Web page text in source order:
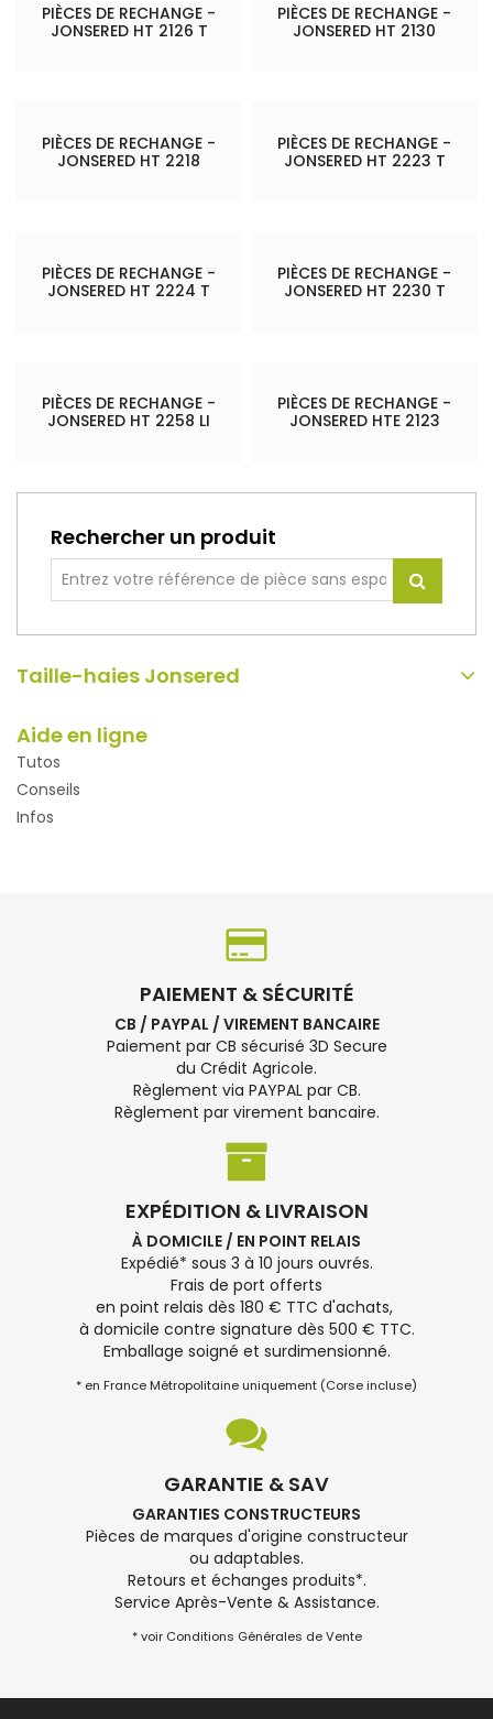
PIÈCES DE RECHANGE -
JONSERED HT 2126 T
PIÈCES DE RECHANGE -
JONSERED HT 2130
PIÈCES DE RECHANGE -
JONSERED HT 2218
PIÈCES DE RECHANGE -
JONSERED HT 2223 T
PIÈCES DE RECHANGE -
JONSERED HT 2224 T
PIÈCES DE RECHANGE -
JONSERED HT 2230 T
PIÈCES DE RECHANGE -
JONSERED HT 2258 LI
PIÈCES DE RECHANGE -
JONSERED HTE 2123
Rechercher un produit
Taille-haies Jonsered
Aide en ligne
Tutos
Conseils
Infos
PAIEMENT & SÉCURITÉ
CB / PAYPAL / VIREMENT BANCAIRE
Paiement par CB sécurisé 3D Secure
du Crédit Agricole.
Règlement via PAYPAL par CB.
Règlement par virement bancaire.
EXPÉDITION & LIVRAISON
À DOMICILE / EN POINT RELAIS
Expédié* sous 3 à 10 jours ouvrés.
Frais de port offerts
en point relais dès 180 € TTC d'achats,
à domicile contre signature dès 500 € TTC.
Emballage soigné et surdimensionné.
* en France Métropolitaine uniquement (Corse incluse)
GARANTIE & SAV
GARANTIES CONSTRUCTEURS
Pièces de marques d'origine constructeur
ou adaptables.
Retours et échanges produits*.
Service Après-Vente & Assistance.
* voir Conditions Générales de Vente